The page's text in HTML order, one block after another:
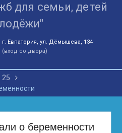
для семьи, детей
г. Евпатория, ул. Дёмышева, 134
(вход со двора)
25
о беременности